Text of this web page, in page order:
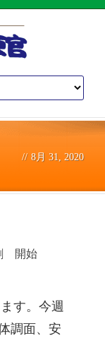
// 8月 31, 2020
開始
す。今週
調面、安